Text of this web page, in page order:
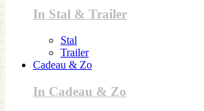
In Stal & Trailer
Stal
Trailer
Cadeau & Zo
In Cadeau & Zo